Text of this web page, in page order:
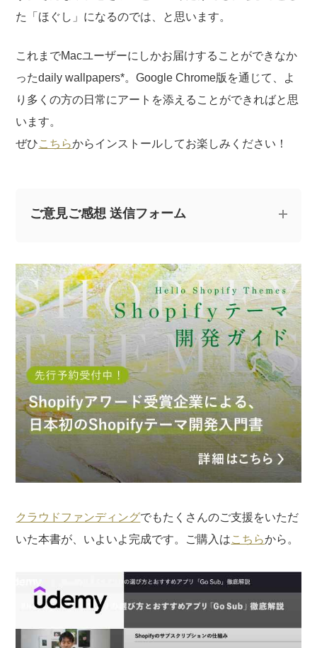
た「ほぐし」になるのでは、と思います。
これまでMacユーザーにしかお届けすることができなか
ったdaily wallpapers*。Google Chrome版を通じて、よ
り多くの方の日常にアートを添えることができればと思
います。
ぜひこちらからインストールしてお楽しみください！
ご意見ご感想 送信フォーム
にお寄せください。
※なお、ご質問については回答できない場合と、当ブログ
の記事にて個人情報を伏せたうえで回答させていただく
場合がございます。あらかじめご了承ください。
クラウドファンディングでもたくさんのご支援をいただ
いた本書が、いよいよ完成です。ご購入はこちらから。